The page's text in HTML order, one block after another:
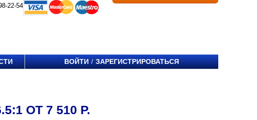
22-54
ВОЙТИ / ЗАРЕГИСТРИРОВАТЬСЯ
ОТ 7 510 Р.